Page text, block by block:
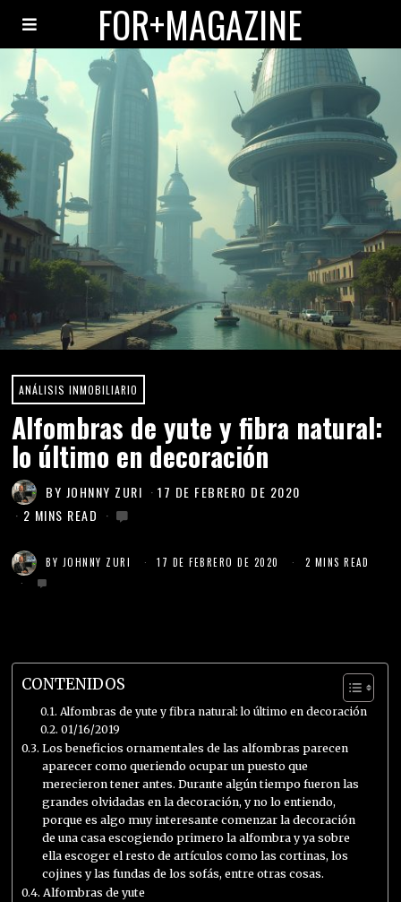
ANÁLISIS INMOBILIARIO
Alfombras de yute y fibra natural:
lo último en decoración
BY JOHNNY ZURI
17 DE FEBRERO DE 2020
2 MINS READ
FOR+MAGAZINE
BY JOHNNY ZURI 17 DE FEBRERO DE 2020 2 MINS READ
CONTENIDOS
Alfombras de yute y fibra natural: lo último en decoración
01/16/2019
Los beneficios ornamentales de las alfombras parecen
aparecer como queriendo ocupar un puesto que
merecieron tener antes. Durante algún tiempo fueron las
grandes olvidadas en la decoración, y no lo entiendo,
porque es algo muy interesante comenzar la decoración
de una casa escogiendo primero la alfombra y ya sobre
ella escoger el resto de artículos como las cortinas, los
cojines y las fundas de los sofás, entre otras cosas.
Alfombras de yute